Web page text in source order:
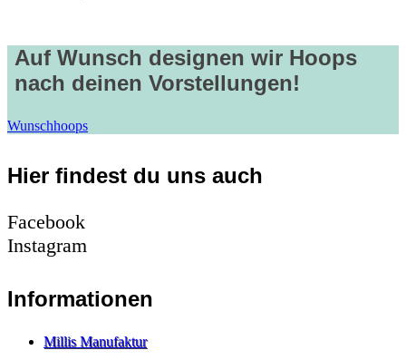
Auf Wunsch designen wir Hoops
nach deinen Vorstellungen!
Wunschhoops
Hier findest du uns auch
Facebook
Instagram
Informationen
Millis Manufaktur